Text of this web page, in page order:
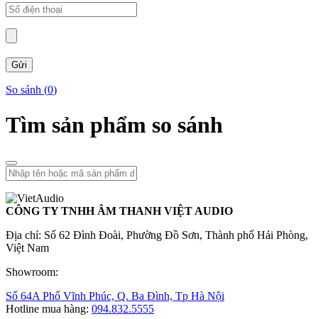
So sánh (0)
Tìm sản phẩm so sánh
CÔNG TY TNHH ÂM THANH VIỆT AUDIO
Địa chỉ: Số 62 Đình Đoài, Phường Đồ Sơn, Thành phố Hải Phòng,
Việt Nam
Showroom:
Số 64A Phố Vĩnh Phúc, Q. Ba Đình, Tp Hà Nội
Hotline mua hàng: 094.832.5555